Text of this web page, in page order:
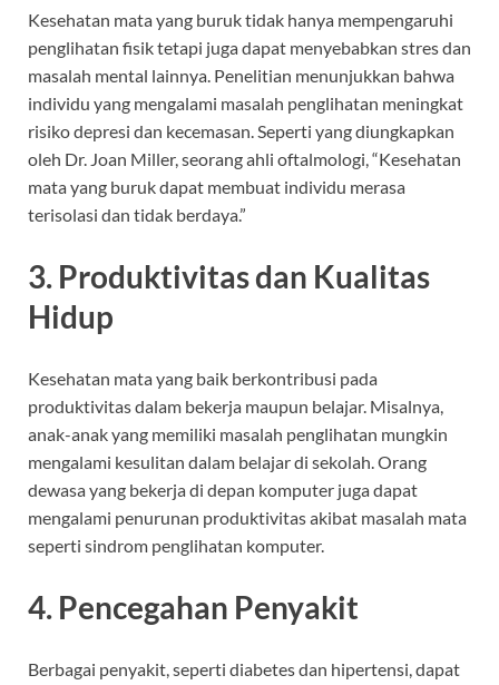
Kesehatan mata yang buruk tidak hanya mempengaruhi
penglihatan fisik tetapi juga dapat menyebabkan stres dan
masalah mental lainnya. Penelitian menunjukkan bahwa
individu yang mengalami masalah penglihatan meningkat
risiko depresi dan kecemasan. Seperti yang diungkapkan
oleh Dr. Joan Miller, seorang ahli oftalmologi, “Kesehatan
mata yang buruk dapat membuat individu merasa
terisolasi dan tidak berdaya.”
3. Produktivitas dan Kualitas
Hidup
Kesehatan mata yang baik berkontribusi pada
produktivitas dalam bekerja maupun belajar. Misalnya,
anak-anak yang memiliki masalah penglihatan mungkin
mengalami kesulitan dalam belajar di sekolah. Orang
dewasa yang bekerja di depan komputer juga dapat
mengalami penurunan produktivitas akibat masalah mata
seperti sindrom penglihatan komputer.
4. Pencegahan Penyakit
Berbagai penyakit, seperti diabetes dan hipertensi, dapat